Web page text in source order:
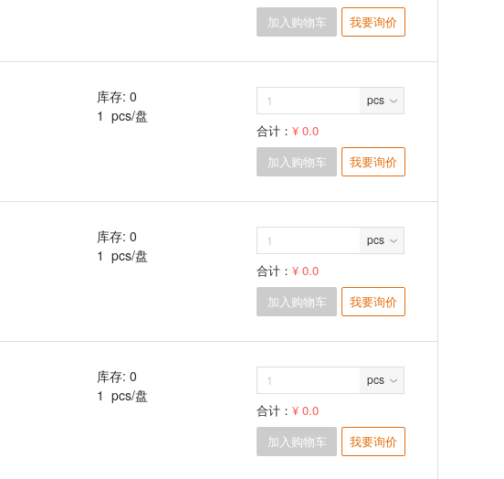
加入购物车
我要询价
库存: 0
1 pcs/盘
pcs
合计： ¥ 0.0
加入购物车
我要询价
库存: 0
1 pcs/盘
pcs
合计： ¥ 0.0
加入购物车
我要询价
库存: 0
1 pcs/盘
pcs
合计： ¥ 0.0
加入购物车
我要询价